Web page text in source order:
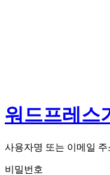
워드프레스
사용자명 또는 이메일 주
비밀번호